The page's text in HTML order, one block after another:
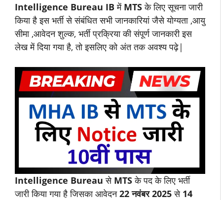
Intelligence Bureau IBमें MTSके लिए सूचना जारी
किया है इस भर्ती से संबंधित सभी जानकारियां जैसे योग्यता ,आयु
सीमा ,आवेदन शुल्क, भर्ती प्रक्रिया की संपूर्ण जानकारी इस
लेख में दिया गया है, तो इसलिए को अंत तक अवश्य पढ़े|
Intelligence Bureau से MTSके पद के लिए भर्ती
जारी किया गया है जिसका आवेदन22 नवंबर 2025से14